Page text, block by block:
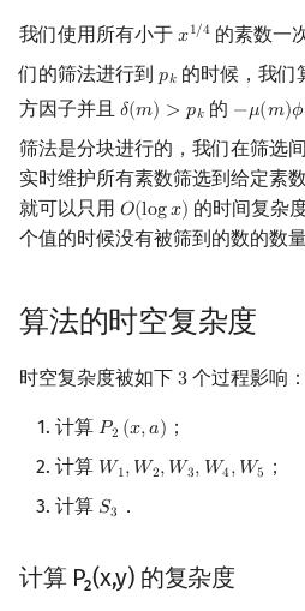
我们使用所有小于 𝑥1/4
x1/4 的素数一
们的筛法进行到 𝑝𝑘
pk 的时候，我
方因子并且 𝛿(𝑚) > 𝑝𝑘
δ(m) >p k 的 −𝜇(𝑚)𝜙
−μ(m)ϕ(
筛法是分块进行的，我们在筛选
实时维护所有素数筛选到给定素
就可以只用 𝑂(log𝑥)
O(logx) 的时间复杂
个值的时候没有被筛到的数的数量
算法的时空复杂度
时空复杂度被如下 3
3 个过程影响：
计算 𝑃2 (𝑥,𝑎)
P2 (x,a)
；
计算 𝑊1, 𝑊2, 𝑊3, 𝑊4, 𝑊5
W1,W2,W3,W 4,W5
；
计算 𝑆3
S3 ．
计算 P₂(x,y) 的复杂度